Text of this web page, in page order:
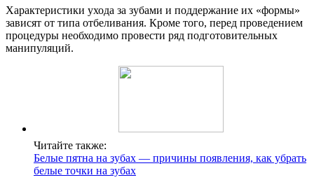
Характеристики ухода за зубами и поддержание их «формы»
зависят от типа отбеливания. Кроме того, перед проведением
процедуры необходимо провести ряд подготовительных
манипуляций.
Читайте также:
Белые пятна на зубах — причины появления, как убрать
белые точки на зубах